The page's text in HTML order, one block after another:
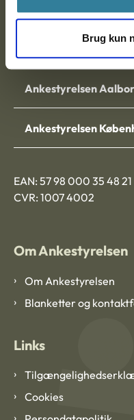
Brug kun
Nytorv 7, 2. sal
9000 Aalborg
Ankestyrelsen
Ankestyrelsen
EAN: 57 98 000 35 48 21
CVR: 1007 4002
Om Ankestyrelsen
Om Ankestyrelsen
Blanketter og
Links
Cookies